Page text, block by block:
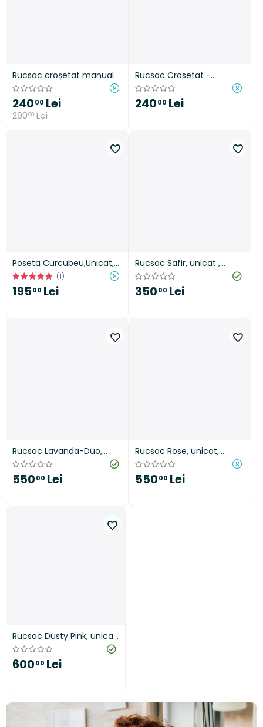
Rucsac croșetat manual
24000 Lei
29000 Lei
Rucsac Crosetat -
Starlight
24000 Lei
Poseta Curcubeu,Unicat,
handmade(1)
19500 Lei
Rucsac Safir, unicat ,
handmade
35000 Lei
Rucsac Lavanda-Duo,
unicat, handmade
55000 Lei
Rucsac Rose, unicat,
handmade
55000 Lei
Rucsac Dusty Pink, unicat,
handmade
60000 Lei